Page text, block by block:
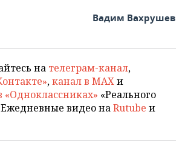
Вадим Вахрушев
на телеграм-канал,
,канал в MAXи
«Одноклассниках» «Реального
видео наRutube и